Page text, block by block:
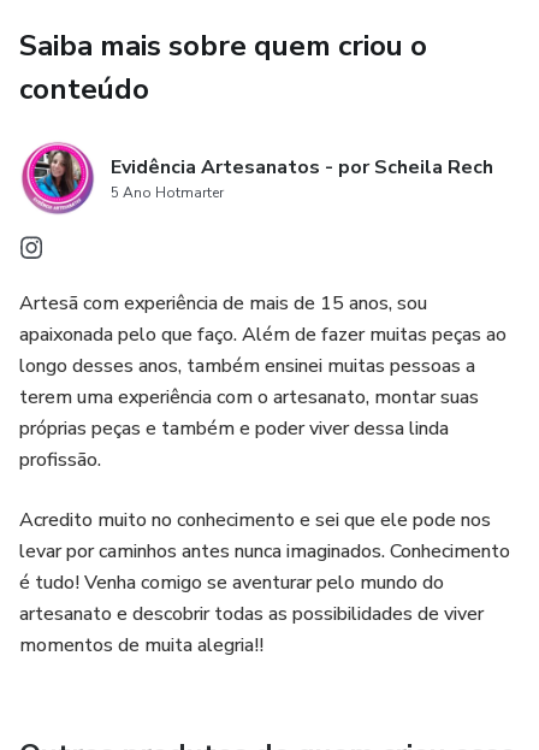
Saiba mais sobre quem criou o
conteúdo
Evidência Artesanatos - por Scheila Rech
5 Ano Hotmarter
Artesã com experiência de mais de 15 anos, sou
apaixonada pelo que faço. Além de fazer muitas peças ao
longo desses anos, também ensinei muitas pessoas a
terem uma experiência com o artesanato, montar suas
próprias peças e também e poder viver dessa linda
profissão.
Acredito muito no conhecimento e sei que ele pode nos
levar por caminhos antes nunca imaginados. Conhecimento
é tudo! Venha comigo se aventurar pelo mundo do
artesanato e descobrir todas as possibilidades de viver
momentos de muita alegria!!